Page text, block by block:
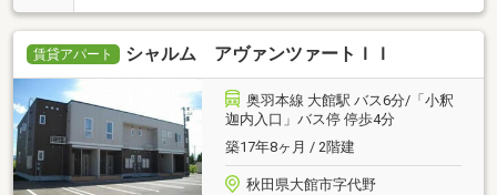
賃貸アパート シャルム アヴァンツァートＩＩ
奥羽本線 大館駅 バス6分/「小釈
迦内入口」バス停 停歩4分
築17年8ヶ月 / 2階建
秋田県大館市字代野